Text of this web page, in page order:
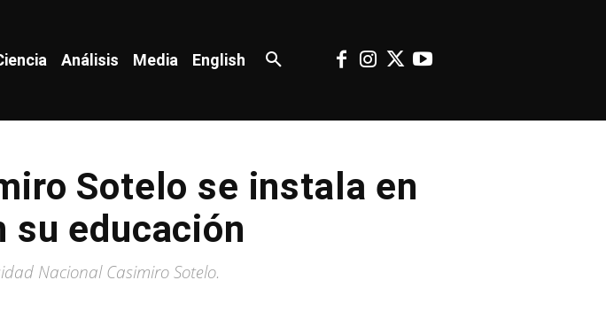
Análisis Media English
Sotelo se instala en
su educación
Nacional Casimiro Sotelo.